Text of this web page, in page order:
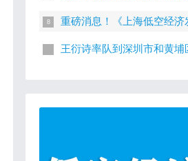
重磅消息！《上海低空经济发展白皮书 2024》发布
王衍诗率队到深圳市和黄埔区调研低空经济